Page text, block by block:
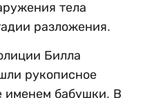
тела
разложения.
Билла
рукописное
именем бабушки. В